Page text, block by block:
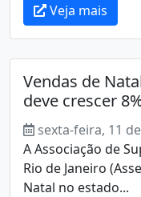
Veja mais
Vendas de
deve crescer
sexta-feira, 11
A Associação de
Rio de Janeiro
Natal no estado...